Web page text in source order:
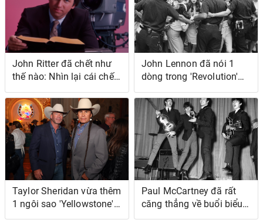
John Ritter đã chết như
thế nào: Nhìn lại cái chết
của nam diễn viên
'Three's Company'
John Lennon đã nói 1
dòng trong 'Revolution'
của The Beatles đã bình
luận về cảnh sát
Taylor Sheridan vừa thêm
1 ngôi sao 'Yellowstone'
yêu thích của anh ấy vào
Paul McCartney đã rất
căng thẳng về buổi biểu
diễn duy nhất bị hủy của